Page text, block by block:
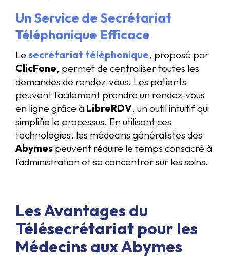
Un Service de Secrétariat
Téléphonique Efficace
Le secrétariat téléphonique, proposé par
ClicFone, permet de centraliser toutes les
demandes de rendez-vous. Les patients
peuvent facilement prendre un rendez-vous
en ligne grâce à LibreRDV, un outil intuitif qui
simplifie le processus. En utilisant ces
technologies, les médecins généralistes des
Abymes peuvent réduire le temps consacré à
l’administration et se concentrer sur les soins.
Les Avantages du
Télésecrétariat pour les
Médecins aux Abymes